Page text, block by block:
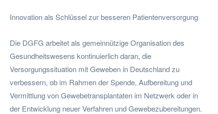
Innovation als Schlüssel zur besseren Patientenversorgung
Die DGFG arbeitet als gemeinnützige Organisation des
Gesundheitswesens kontinuierlich daran, die
Versorgungssituation mit Geweben in Deutschland zu
verbessern, ob im Rahmen der Spende, Aufbereitung und
Vermittlung von Gewebetransplantaten im Netzwerk oder in
der Entwicklung neuer Verfahren und Gewebezubereitungen.